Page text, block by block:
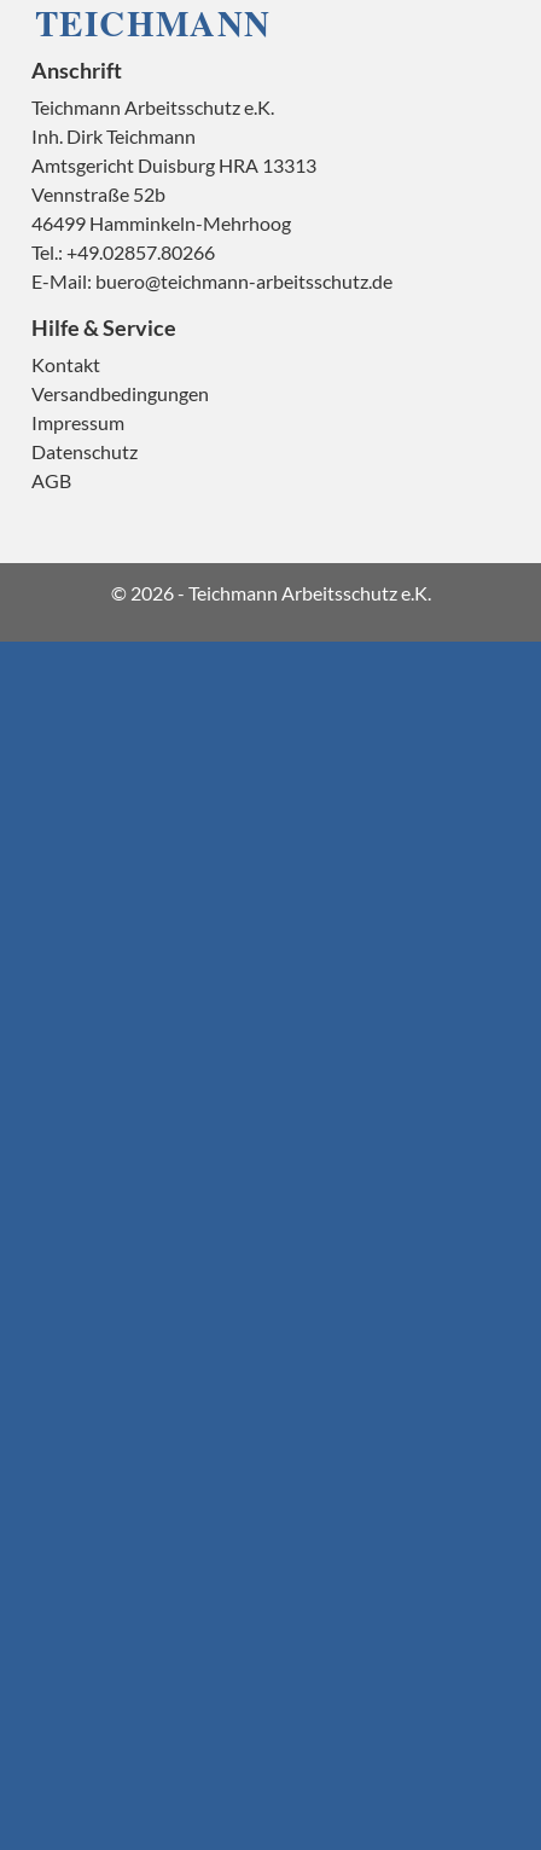
Anschrift
Teichmann Arbeitsschutz e.K.
Inh. Dirk Teichmann
Amtsgericht Duisburg HRA 13313
Vennstraße 52b
46499 Hamminkeln-Mehrhoog
Tel.: +49.02857.80266
E-Mail: buero@teichmann-arbeitsschutz.de
Hilfe & Service
Kontakt
Versandbedingungen
Impressum
Datenschutz
AGB
© 2026 - Teichmann Arbeitsschutz e.K.